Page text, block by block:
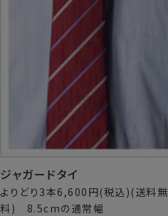
ジャガードタイ
よりどり3本6,600円(税込)(送料無
料) 8.5cmの通常幅